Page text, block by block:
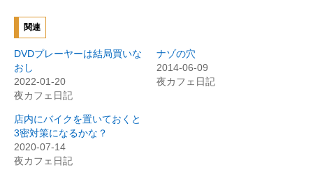
し
て
T
w
i
t
e
r
で
共
(
新
し
い
ウ
ィ
ン
で
共
リ
ッ
ク
し
関連
DVDプレーヤーは結局買いな
おし
2022-01-20
夜カフェ日記
ナゾの穴
2014-06-09
夜カフェ日記
店内にバイクを置いておくと
3密対策になるかな？
2020-07-14
夜カフェ日記